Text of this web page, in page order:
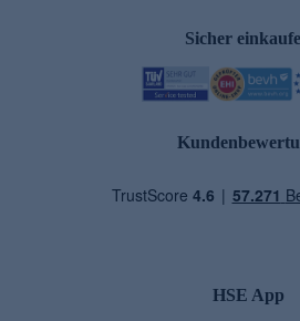
Sicher
HSE App